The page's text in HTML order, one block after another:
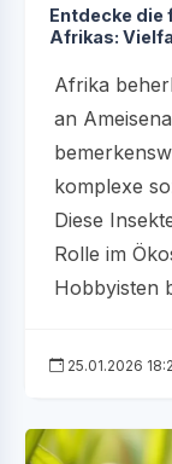
Entdecke die
Afrikas:
Afrika
an
komplexe
Diese
Rolle im
Hobbyisten
25.01.2026